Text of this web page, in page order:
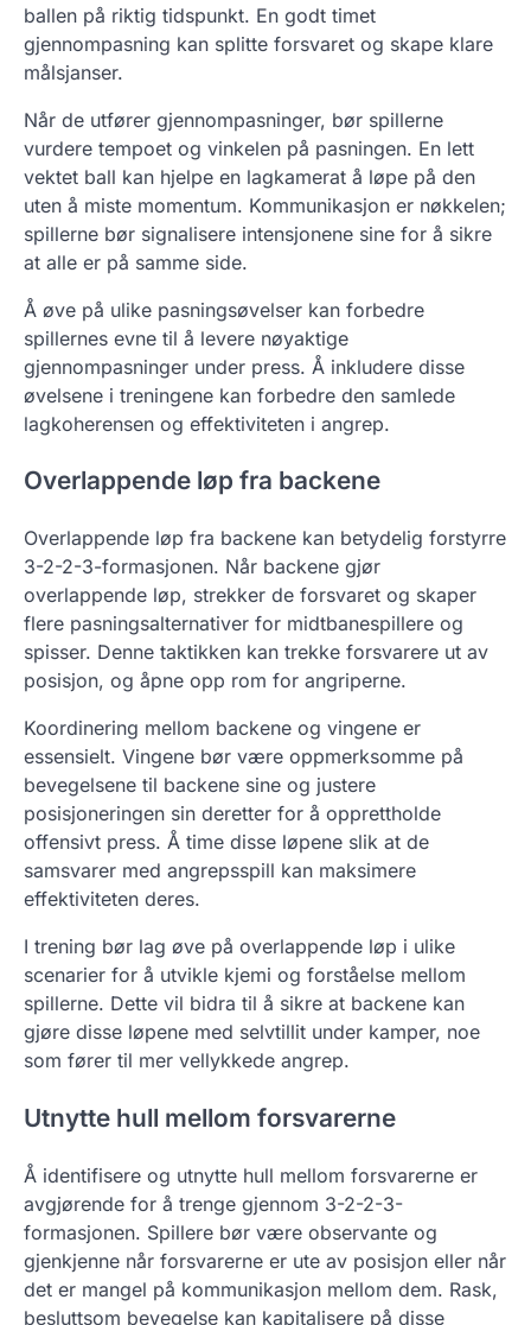
ballen på riktig tidspunkt. En godt timet
gjennompasning kan splitte forsvaret og skape klare
målsjanser.
Når de utfører gjennompasninger, bør spillerne
vurdere tempoet og vinkelen på pasningen. En lett
vektet ball kan hjelpe en lagkamerat å løpe på den
uten å miste momentum. Kommunikasjon er nøkkelen;
spillerne bør signalisere intensjonene sine for å sikre
at alle er på samme side.
Å øve på ulike pasningsøvelser kan forbedre
spillernes evne til å levere nøyaktige
gjennompasninger under press. Å inkludere disse
øvelsene i treningene kan forbedre den samlede
lagkoherensen og effektiviteten i angrep.
Overlappende løp fra backene
Overlappende løp fra backene kan betydelig forstyrre
3-2-2-3-formasjonen. Når backene gjør
overlappende løp, strekker de forsvaret og skaper
flere pasningsalternativer for midtbanespillere og
spisser. Denne taktikken kan trekke forsvarere ut av
posisjon, og åpne opp rom for angriperne.
Koordinering mellom backene og vingene er
essensielt. Vingene bør være oppmerksomme på
bevegelsene til backene sine og justere
posisjoneringen sin deretter for å opprettholde
offensivt press. Å time disse løpene slik at de
samsvarer med angrepsspill kan maksimere
effektiviteten deres.
I trening bør lag øve på overlappende løp i ulike
scenarier for å utvikle kjemi og forståelse mellom
spillerne. Dette vil bidra til å sikre at backene kan
gjøre disse løpene med selvtillit under kamper, noe
som fører til mer vellykkede angrep.
Utnytte hull mellom forsvarerne
Å identifisere og utnytte hull mellom forsvarerne er
avgjørende for å trenge gjennom 3-2-2-3-
formasjonen. Spillere bør være observante og
gjenkjenne når forsvarerne er ute av posisjon eller når
det er mangel på kommunikasjon mellom dem. Rask,
besluttsom bevegelse kan kapitalisere på disse